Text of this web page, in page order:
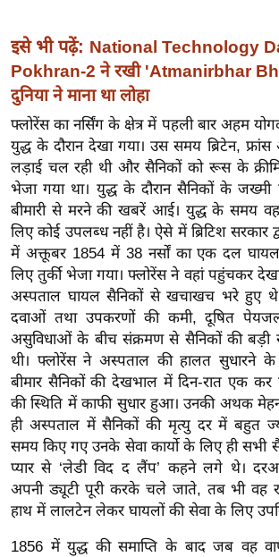
न्यू
ज
ब्री
फ
म
नो
रं
ज
न
ज
ग
त
बॉ
ली
वु
ड
हॉ
ली
वु
ड
फि
ल्म
इसे भी पढ़ें: National Technology
Pokhran-2 ने रखी 'Atmanirbhar
दुनिया ने माना था लोहा
फ्लोरेंस का नर्सिंग के क्षेत्र में पहली बार अहम
युद्ध के दौरान देखा गया। उस समय ब्रिटेन,
लड़ाई चल रही थी और सैनिकों को रूस के
भेजा गया था। युद्ध के दौरान सैनिकों के
बीमारी से मरने की खबरें आई। युद्ध के समय
लिए कोई उपलब्ध नहीं है। ऐसे में ब्रिटिश सरकार
में अक्तूबर 1854 में 38 नर्सों का एक दल
लिए तुर्की भेजा गया। फ्लोरेंस ने वहां पहुंचकर
अस्पताल घायल सैनिकों से खचाखच भरे हुए थे,
दवाओं तथा उपकरणों की कमी, दूषित
असुविधाओं के बीच संक्रमण से सैनिकों की बड़ी
थी। फ्लोरेंस ने अस्पताल की हालत सुधारने
बीमार सैनिकों की देखभाल में दिन-रात एक कर
की स्थिति में काफी सुधार हुआ। उनकी अथक
ही अस्पताल में सैनिकों की मृत्यु दर में बहुत
समय किए गए उनके सेवा कार्यो के लिए ही
प्यार से ‘लेडी विद द लैंप’ कहने लगे थे।
अपनी ड्यूटी पूरी करके चले जाते, तब भी वह
हाथ में लालटेन लेकर घायलों की सेवा के लिए
1856 में युद्ध की समाप्ति के बाद जब वह